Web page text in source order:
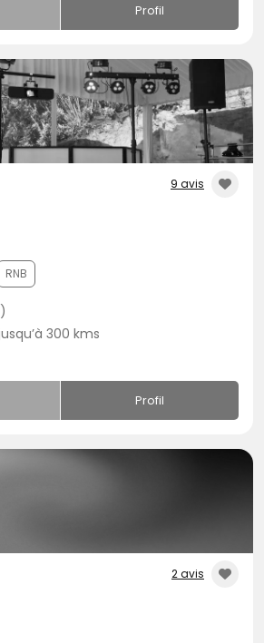
Profil
9 avis
RNB
300 kms
Profil
2 avis